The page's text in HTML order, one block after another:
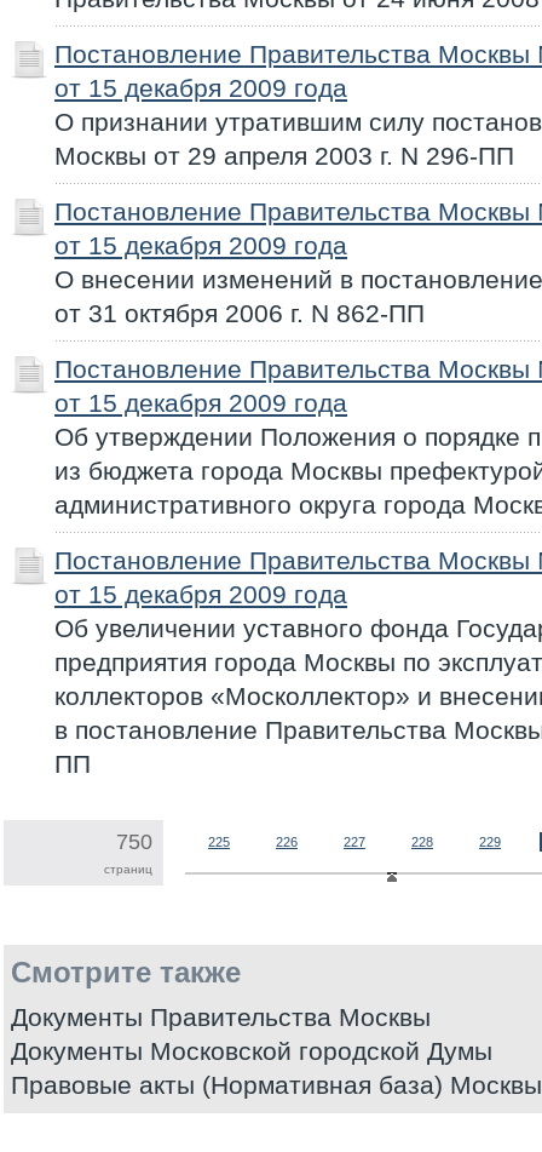
Постановление Правительства
от 15 декабря 2009 года
О признании утратившим силу
Москвы от 29 апреля 2003 г. N 296-ПП
Постановление Правительства
от 15 декабря 2009 года
О внесении изменений в
от 31 октября 2006 г. N 862-ПП
Постановление Правительства
от 15 декабря 2009 года
Об утверждении Положения о порядке
из бюджета города Москвы
административного округа города
Постановление Правительства
от 15 декабря 2009 года
Об увеличении уставного фонда
предприятия города Москвы по
коллекторов «Москоллектор» и
в постановление Правительства
ПП
750
страниц
225 226 227 228 229
Смотрите также
Документы Правительства Москвы
Документы Московской городской Думы
Правовые акты (Нормативная база) Москвы